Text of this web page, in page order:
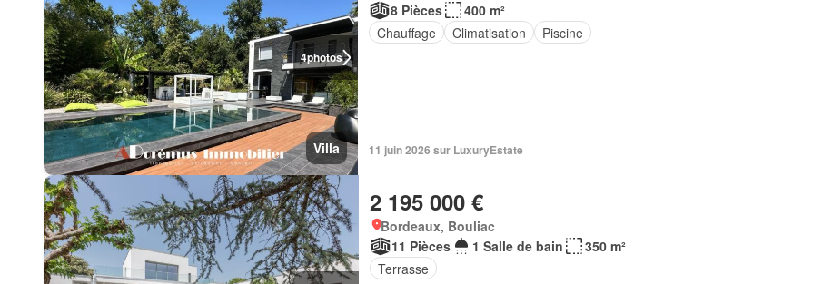
4photos
Villa
8 Pièces
400 m²
Chauffage
Climatisation Piscine
11 juin 2026 sur LuxuryEstate
2 195 000 €
Bordeaux, Bouliac
11 Pièces
1 Salle de bain
350 m²
Terrasse